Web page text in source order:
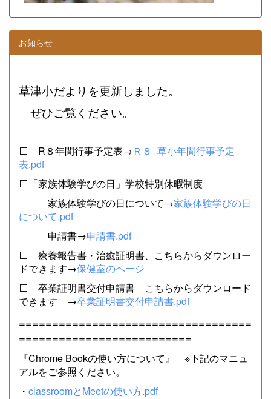
お知らせ
草津小だよりを更新しました。
ぜひご覧ください。
⬜ R８年間行事予定表→ Ｒ８_草小年間行事予定
表.pdf
⬜「家族体験学びの日」学校特別休暇制度
家族体験学びの日について→家族体験学びの日
について.pdf
申請書→申請書.pdf
⬜ 療養報告書・治癒証明書、こちらからダウンロー
ドできます→保健室のページ
⬜ 卒業証明書交付申請書 こちらからダウンロード
できます →卒業証明書交付申請書.pdf
===================================
==========================
『Chrome Bookの使い方について』 ※下記のマニュ
アルをご参照ください。
・ classroomとMeetの使い方.pdf